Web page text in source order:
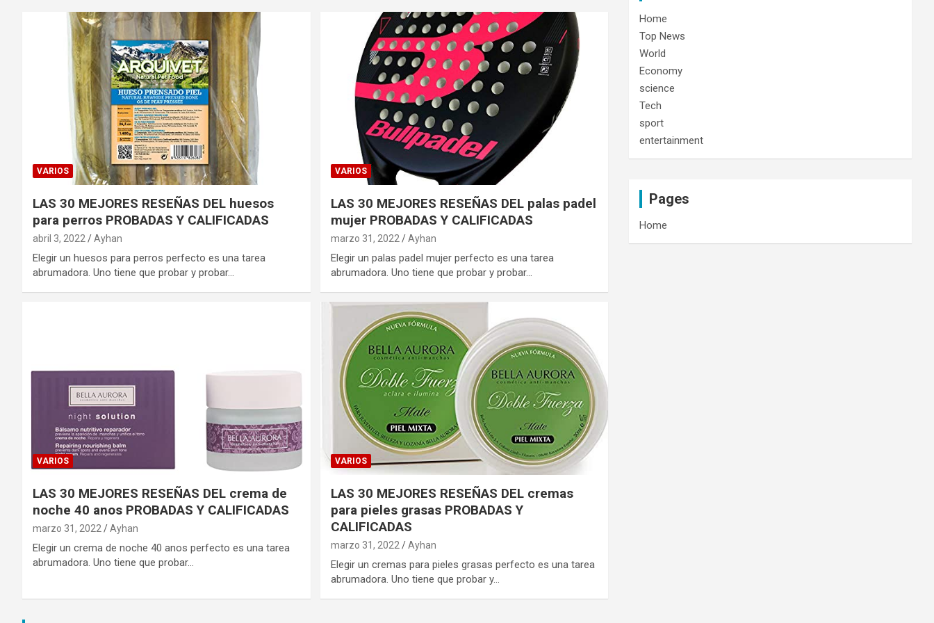
VARIOS
LAS 30 MEJORES RESEÑAS DEL huesos
para perros PROBADAS Y CALIFICADAS
abril 3, 2022 Ayhan
Elegir un huesos para perros perfecto es una tarea
abrumadora. Uno tiene que probar y probar…
VARIOS
LAS 30 MEJORES RESEÑAS DEL palas padel
mujer PROBADAS Y CALIFICADAS
marzo 31, 2022 Ayhan
Elegir un palas padel mujer perfecto es una tarea
abrumadora. Uno tiene que probar y probar…
VARIOS
LAS 30 MEJORES RESEÑAS DEL crema de
noche 40 anos PROBADAS Y CALIFICADAS
marzo 31, 2022 Ayhan
Elegir un crema de noche 40 anos perfecto es una tarea
abrumadora. Uno tiene que probar…
VARIOS
LAS 30 MEJORES RESEÑAS DEL cremas
para pieles grasas PROBADAS Y
CALIFICADAS
marzo 31, 2022 Ayhan
Elegir un cremas para pieles grasas perfecto es una tarea
abrumadora. Uno tiene que probar y…
Home
Top News
World
Economy
science
Tech
sport
entertainment
Pages
Home